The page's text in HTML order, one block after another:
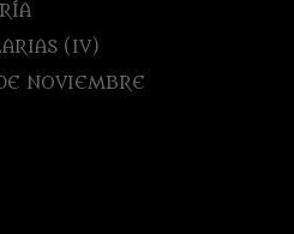
(IV)
NOVIEMBRE